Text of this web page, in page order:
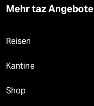
Mehr taz Angebote
Reisen
Kantine
Shop